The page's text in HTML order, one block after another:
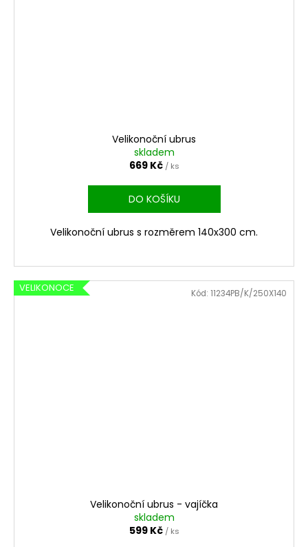
Velikonoční ubrus
skladem
669 Kč / ks
DO KOŠÍKU
Velikonoční ubrus s rozměrem 140x300 cm.
VELIKONOCE
Velikonoční ubrus - vajíčka
skladem
599 Kč / ks
Kód: 11234PB/K/250X140